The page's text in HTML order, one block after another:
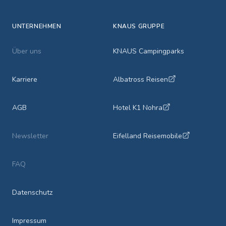
UNTERNEHMEN
Über uns
Karriere
AGB
Newsletter
FAQ
Datenschutz
Impressum
KNAUS GRUPPE
KNAUS Campingparks
Albatross Reisen
Hotel K1 Nohra
Eifelland Reisemobile